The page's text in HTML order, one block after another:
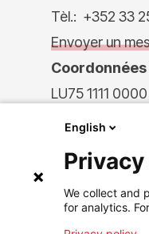
Tèl.: +352 33
Envoyer un
LU75 1111
English
We collect and
for analytics.